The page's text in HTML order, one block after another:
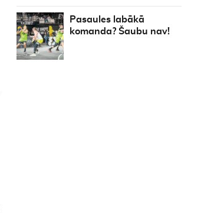
Pasaules labākā
komanda? Šaubu nav!